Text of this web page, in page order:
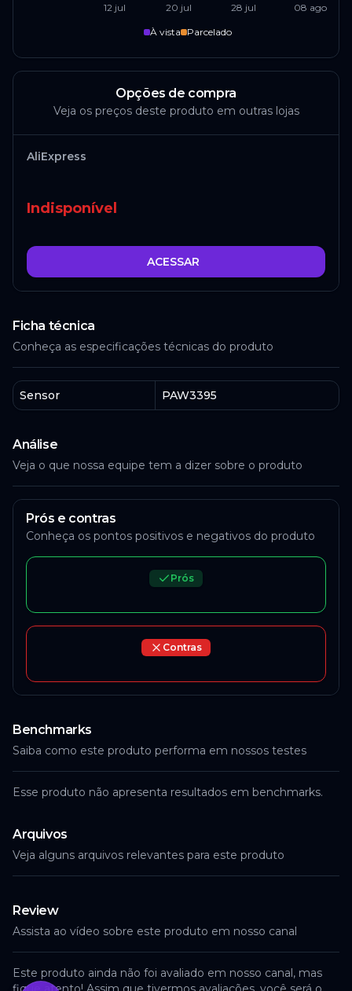
12 jul 20 jul 28 jul 08 ago
À vista Parcelado
Opções de compra
Veja os preços deste produto em outras lojas
AliExpress
Indisponível
ACESSAR
Ficha técnica
Conheça as especificações técnicas do produto
Sensor PAW3395
Análise
Veja o que nossa equipe tem a dizer sobre o produto
Prós e contras
Conheça os pontos positivos e negativos do produto
Prós
Contras
Benchmarks
Saiba como este produto performa em nossos testes
Esse produto não apresenta resultados em benchmarks.
Arquivos
Veja alguns arquivos relevantes para este produto
Review
Assista ao vídeo sobre este produto em nosso canal
Este produto ainda não foi avaliado em nosso canal, mas